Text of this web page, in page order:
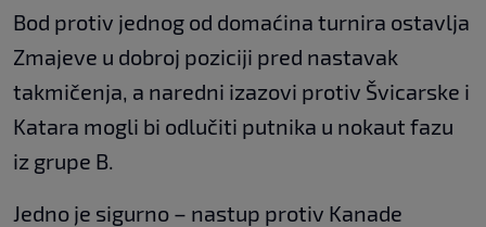
Bod protiv jednog od domaćina turnira ostavlja
Zmajeve u dobroj poziciji pred nastavak
takmičenja, a naredni izazovi protiv Švicarske i
Katara mogli bi odlučiti putnika u nokaut fazu
iz grupe B.
Jedno je sigurno – nastup protiv Kanade